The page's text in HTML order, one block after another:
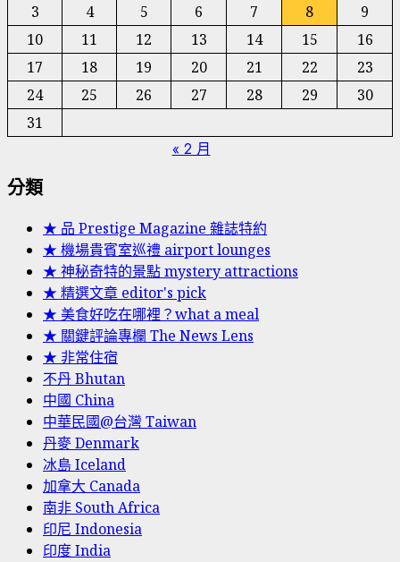
3
4 5 6 7 8
9
10
11 12 13 14 15
16
17
18 19 20 21 22
23
24
25 26 27 28 29
30
31
« 2 月
分類
★ 品 Prestige Magazine 雜誌特約
★ 機場貴賓室巡禮 airport lounges
★ 神秘奇特的景點 mystery attractions
★ 精選文章 editor's pick
★ 美食好吃在哪裡？what a meal
★ 關鍵評論專欄 The News Lens
★ 非常住宿
不丹 Bhutan
中國 China
中華民國@台灣 Taiwan
丹麥 Denmark
冰島 Iceland
加拿大 Canada
南非 South Africa
印尼 Indonesia
印度 India